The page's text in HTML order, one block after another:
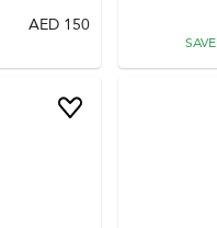
SAVE
150
AED